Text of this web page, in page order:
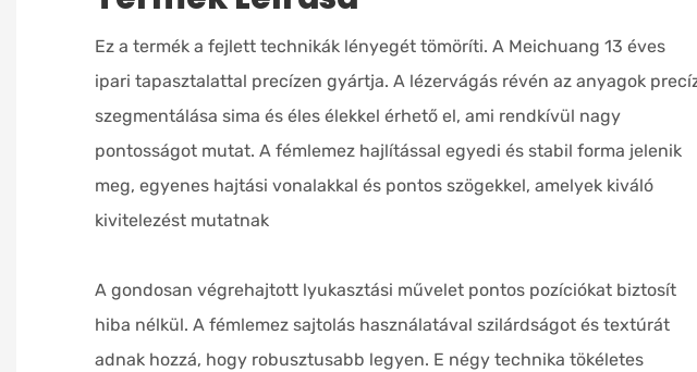
Ez a termék a fejlett technikák lényegét tömöríti. A Meichuang 13 éves
ipari tapasztalattal precízen gyártja. A lézervágás révén az anyagok
szegmentálása sima és éles élekkel érhető el, ami rendkívül nagy
pontosságot mutat. A fémlemez hajlítással egyedi és stabil forma jelenik
meg, egyenes hajtási vonalakkal és pontos szögekkel, amelyek kiváló
kivitelezést mutatnak
A gondosan végrehajtott lyukasztási művelet pontos pozíciókat biztosít
hiba nélkül. A fémlemez sajtolás használatával szilárdságot és textúrát
adnak hozzá, hogy robusztusabb legyen. E négy technika tökéletes